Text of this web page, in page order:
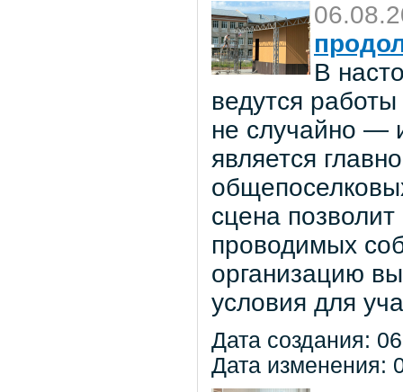
В
ведутся
не случайно —
является
сцена
проводимых
организацию
условия для
Дата создания:
Дата изменения: